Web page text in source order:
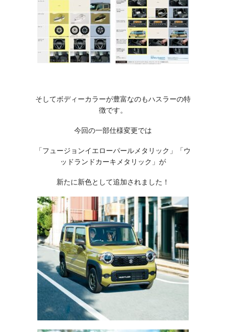
そしてボディーカラーが豊富なのもハスラーの特
徴です。
今回の一部仕様変更では
「フュージョンイエローパールメタリック」「ウ
ッドランドカーキメタリック」が
新たに新色として追加されました！